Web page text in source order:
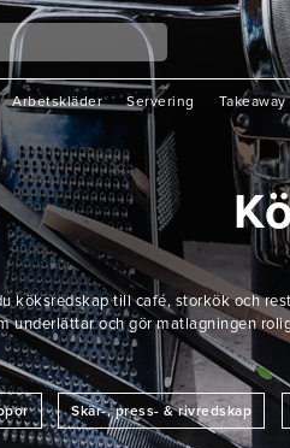
Arbetskläder Servering Takeaway
köksredskap till café, storkök och
underlättar och gör matlagningen
Skär-, press- & rivredskap